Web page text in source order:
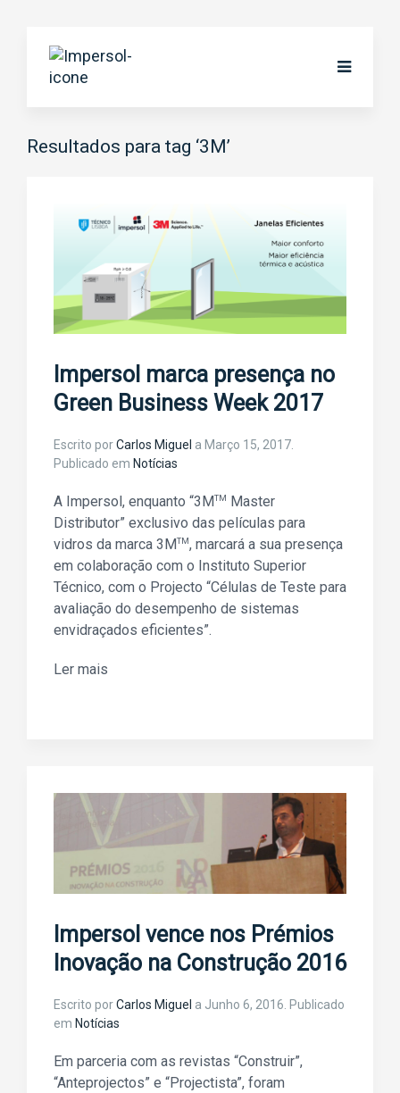
Resultados para tag ‘3M’
Impersol marca presença no
Green Business Week 2017
Escrito porCarlos Miguel a Março 15, 2017
Publicado em Notícias
A Impersol, enquanto “3MTM Master
Distributor” exclusivo das películas para
vidros da marca 3MTM, marcará a sua presença
em colaboração com o Instituto Superior
Técnico, com o Projecto “Células de Teste para
avaliação do desempenho de sistemas
envidraçados eficientes”.
Ler mais
Impersol vence nos Prémios
Inovação na Construção 2016
Escrito porCarlos Miguel a Junho 6, 2016. Publicado
em Notícias
Em parceria com as revistas “Construir”,
“Anteprojectos” e “Projectista”, foram